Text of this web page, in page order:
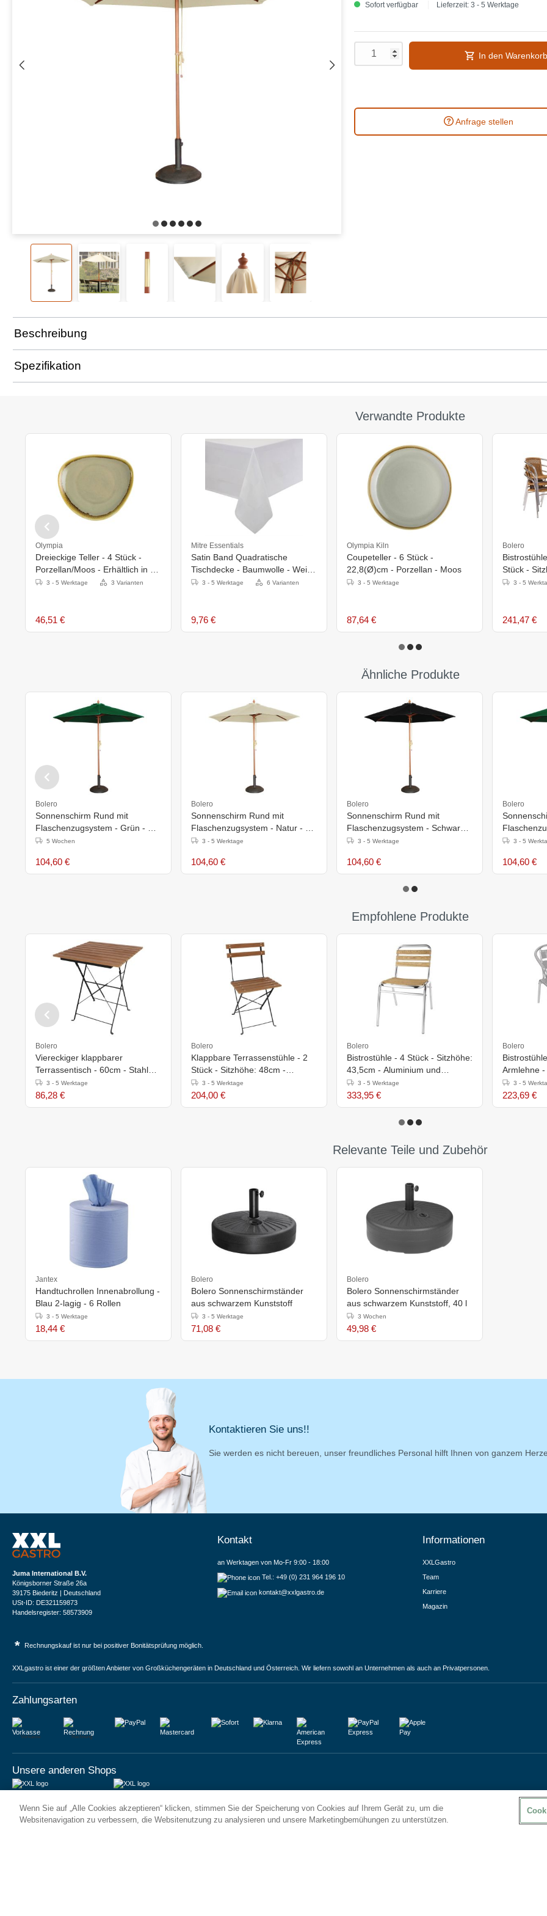
Sofort verfügbar Lieferzeit: 3 - 5 Werktage
In den Warenkorb
Anfrage stellen
Beschreibung
Spezifikation
Verwandte Produkte
Olympia
Dreieckige Teller - 4 Stück -
Porzellan/Moos - Erhältlich in 3
Größen
3 - 5 Werktage 3 Varianten
46,51 €
Mitre Essentials
Satin Band Quadratische
Tischdecke - Baumwolle - Weiß
- Erhältlich in 10 Größen
3 - 5 Werktage 6 Varianten
9,76 €
Olympia Kiln
Coupeteller - 6 Stück -
22,8(Ø)cm - Porzellan - Moos
3 - 5 Werktage
87,64 €
Bolero
Stück -
Aluminium/
3 - 5
241,47 €
Ähnliche Produkte
Bolero
Sonnenschirm Rund mit
Flaschenzugsystem - Grün - Ø
2,5 Meter
5 Wochen
104,60 €
Bolero
Sonnenschirm Rund mit
Flaschenzugsystem - Natur - Ø
2,5 Meter
3 - 5 Werktage
104,60 €
Bolero
Sonnenschirm Rund mit
Flaschenzugsystem - Schwarz -
Ø 2,5 Meter
3 - 5 Werktage
104,60 €
Bolero
3 Meter
3 - 5
104,60 €
Empfohlene Produkte
Bolero
Viereckiger klappbarer
Terrassentisch - 60cm - Stahl
und Holzimitat
3 - 5 Werktage
86,28 €
Bolero
Klappbare Terrassenstühle - 2
Stück - Sitzhöhe: 48cm -
Holzimitat
3 - 5 Werktage
204,00 €
Bolero
Bistrostühle - 4 Stück - Sitzhöhe:
43,5cm - Aluminium und
Eschenholz
3 - 5 Werktage
333,95 €
Bolero
Armlehne -
45cm -
3 - 5
223,69 €
Relevante Teile und Zubehör
Jantex
Handtuchrollen Innenabrollung -
Blau 2-lagig - 6 Rollen
3 - 5 Werktage
18,44 €
Bolero
Bolero Sonnenschirmständer
aus schwarzem Kunststoff
3 - 5 Werktage
71,08 €
Bolero
Bolero Sonnenschirmständer
aus schwarzem Kunststoff, 40 l
3 Wochen
49,98 €
Kontaktieren Sie uns!!
Sie werden es nicht bereuen, unser freundliches Personal hilft Ihnen von ganzem
Juma International B.V.
Königsborner Straße 26a
39175 Biederitz | Deutschland
USt-ID: DE321159873
Handelsregister: 58573909
Kontakt
an Werktagen von Mo-Fr 9:00 - 18:00
Tel.: +49 (0) 231 964 196 10
kontakt@xxlgastro.de
Informationen
XXLGastro
Team
Karriere
Magazin
* Rechnungskauf ist nur bei positiver Bonitätsprüfung möglich.
XXLgastro ist einer der größten Anbieter von Großküchengeräten in Deutschland und Österreich. Wir liefern sowohl an Unternehmen als auch an Privatpersonen.
Zahlungsarten
Vorkasse Rechnung
Unsere anderen Shops
6 Rue des Bateliers
92110 Clichy | France
Vrijheidweg 34
1521RR Wormerveer | Nederland
Wenn Sie auf „Alle Cookies akzeptieren“ klicken, stimmen Sie der Speicherung von Cookies auf Ihrem Gerät zu, um die
Websitenavigation zu verbessern, die Websitenutzung zu analysieren und unsere Marketingbemühungen zu unterstützen.